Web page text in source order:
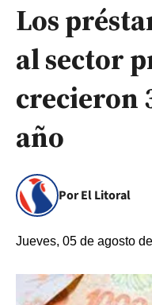
Los
al sector
crecieron
año
Por El Litoral
Jueves, 05 de agosto